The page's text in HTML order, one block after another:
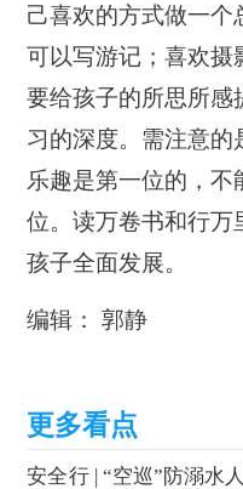
己喜欢的方式做一个
可以写游记；喜欢摄
要给孩子的所思所感
习的深度。需注意的
乐趣是第一位的，
位。读万卷书和行万
孩子全面发展。
编辑： 郭静
安全行 | “空巡”防溺水